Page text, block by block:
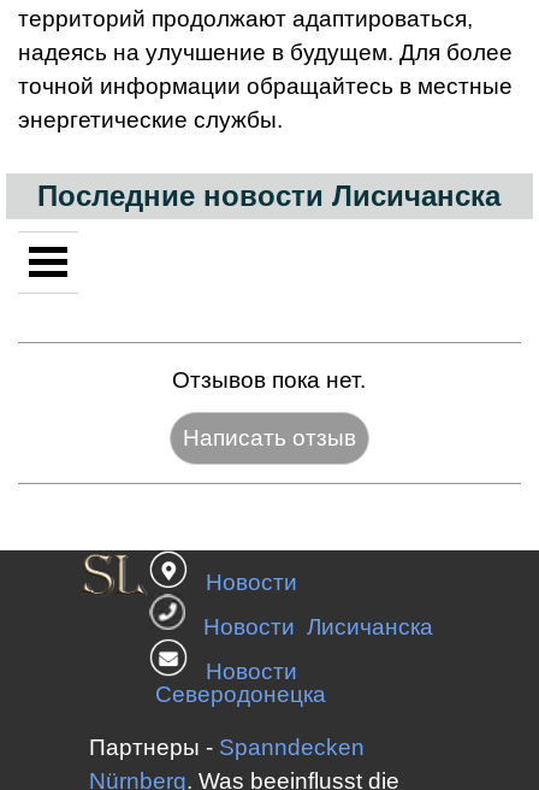
территорий продолжают адаптироваться,
надеясь на улучшение в будущем. Для более
точной информации обращайтесь в местные
энергетические службы.
Последние новости Лисичанска
Отзывов пока нет.
Новости
Новости Лисичанска
Новости
Северодонецка
Партнеры - Spanndecken
Nürnberg. Was beeinflusst die